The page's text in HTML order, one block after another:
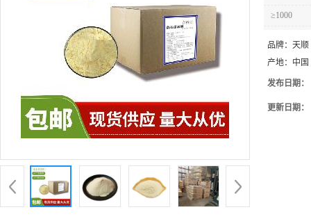
≥1000
品牌： 天顺
产地： 中
发布日期：
更新日期：